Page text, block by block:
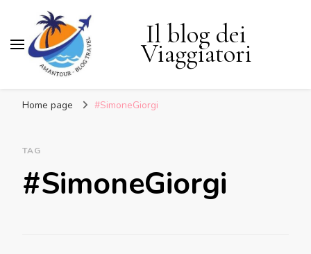
Il blog dei
Viaggiatori
Home page #SimoneGiorgi
TAG
#SimoneGiorgi